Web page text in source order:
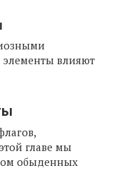
влияют
главе мы
обыденных